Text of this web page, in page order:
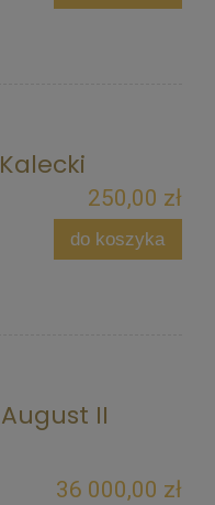
250,00 zł
do koszyka
II
36 000,00 zł